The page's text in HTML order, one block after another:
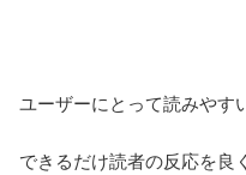
ユーザーにとって読みやす
できるだけ読者の反応を良